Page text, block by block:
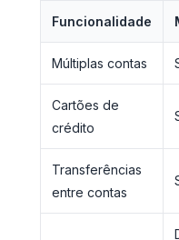
Funcionalidade
Múltiplas contas
Cartões de
crédito
Transferências
entre contas